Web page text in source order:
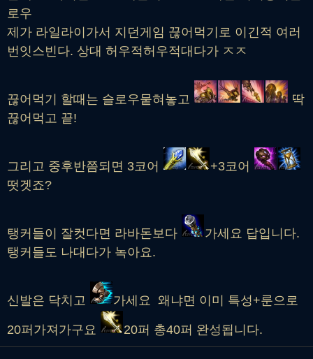
로우
제가 라일라이가서 지던게임 끊어먹기로 이긴적 여러
번잇스빈다. 상대 허우적허우적대다가 ㅈㅈ
끊어먹기 할때는 슬로우뭍혀놓고
딱
끊어먹고 끝!
그리고 중후반쯤되면 3코어
+3코어
떳겟죠?
탱커들이 잘컷다면 라바돈보다
가세요 답입니다.
탱커들도 나대다가 녹아요.
신발은 닥치고 가세요 왜냐면 이미 특성+룬으로
20퍼가져가구요 20퍼 총40퍼 완성됩니다.